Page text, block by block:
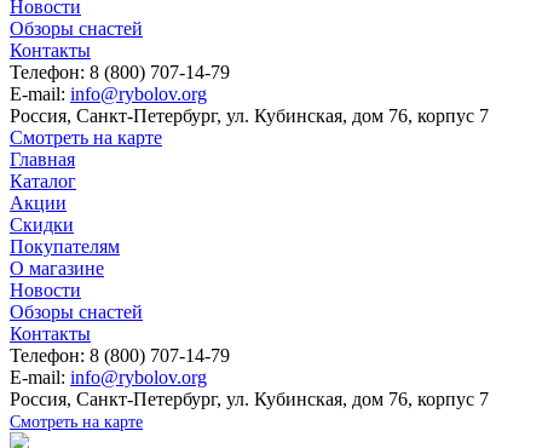
Новости
Обзоры снастей
Контакты
Телефон: 8 (800) 707-14-79
E-mail: info@rybolov.org
Россия, Санкт-Петербург, ул. Кубинская, дом 76, корпус 7
Смотреть на карте
Главная
Каталог
Акции
Скидки
Покупателям
О магазине
Новости
Обзоры снастей
Контакты
Телефон: 8 (800) 707-14-79
E-mail: info@rybolov.org
Россия, Санкт-Петербург, ул. Кубинская, дом 76, корпус 7
Смотреть на карте